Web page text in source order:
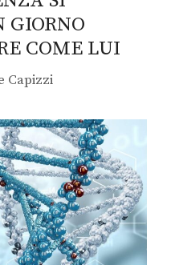
GIORNO
COME LUI
Capizzi